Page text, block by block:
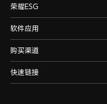
荣耀ESG
软件应用
购买渠道
快速链接